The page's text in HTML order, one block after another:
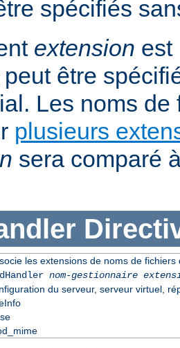
spécifiés
extension est
être
Les noms de
plusieurs
sera comparé
les extensions de noms de
nom-gestionnaire
du serveur, serveur virtuel,